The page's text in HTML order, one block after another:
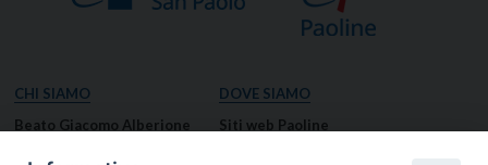
CHI SIAMO
Beato Giacomo Alberione
DOVE SIAMO
Siti web Paoline